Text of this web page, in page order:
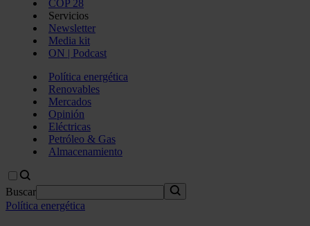
COP 28
Servicios
Newsletter
Media kit
ON | Podcast
Política energética
Renovables
Mercados
Opinión
Eléctricas
Petróleo & Gas
Almacenamiento
Buscar
Política energética